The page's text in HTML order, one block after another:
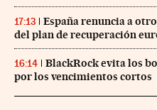
17:13
España renuncia a
del plan de recuperación
16:14
BlackRock evita los
por los vencimientos cortos